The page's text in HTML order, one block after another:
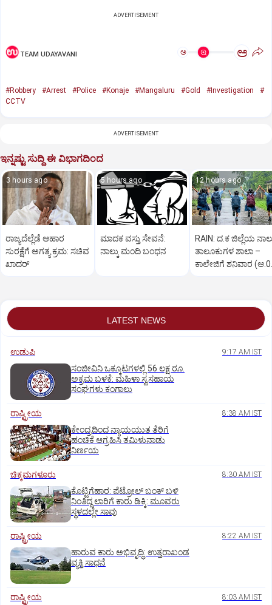
ADVERTISEMENT
TEAM UDAYAVANI ಅ ಅ
#Robbery #Arrest #Police #Konaje #Mangaluru #Gold #Investigation
#
CCTV
ADVERTISEMENT
ಇನ್ನಷ್ಟು ಸುದ್ದಿ ಈ ವಿಭಾಗದಿಂದ
3 hours ago
ರಾಜ್ಯದೆಲ್ಲೆಡೆ ಆಹಾರ
ಸುರಕ್ಷೆಗೆ ಅಗತ್ಯ ಕ್ರಮ: ಸಚಿವ
ಖಾದರ್
5 hours ago
ಮಾದಕ ವಸ್ತು ಸೇವನೆ:
ನಾಲ್ಕು ಮಂದಿ ಬಂಧನ
12 hours ago
RAIN: ದ.ಕ ಜಿಲ್ಲೆಯ
ತಾಲೂಕುಗಳ ಶಾಲಾ –
ಕಾಲೇಜಿಗೆ ಶನಿವಾರ
LATEST NEWS
ಉಡುಪಿ 9:17 AM IST
ಸಂಜೀವಿನಿ ಒಕ್ಕೂಟಗಳಲ್ಲಿ 56 ಲಕ್ಷ ರೂ.
ಅಕ್ರಮ ಬಳಕೆ: ಮಹಿಳಾ ಸ್ವಸಹಾಯ
ಸಂಘಗಳು ಕಂಗಾಲು
ರಾಷ್ಟ್ರೀಯ 8:38 AM IST
ಕೇಂದ್ರದಿಂದ ನ್ಯಾಯಯುತ ತೆರಿಗೆ
ಹಂಚಿಕೆ ಆಗ್ರಹಿಸಿ ತಮಿಳುನಾಡು
ನಿರ್ಣಯ
ಚಿಕ್ಕಮಗಳೂರು 8:30 AM IST
ಕೊಟ್ಟಿಗೆಹಾರ: ಪೆಟ್ರೋಲ್ ಬಂಕ್ ಬಳಿ
ನಿಂತಿದ್ದ ಲಾರಿಗೆ ಕಾರು ಡಿಕ್ಕಿ: ಮೂವರು
ಸ್ಥಳದಲ್ಲೇ ಸಾವು
ರಾಷ್ಟ್ರೀಯ 8:22 AM IST
ಹಾರುವ ಕಾರು ಅಭಿವೃದ್ಧಿ: ಉತ್ತರಾಖಂಡ
ವ್ಯಕ್ತಿ ಸಾಧನೆ
ರಾಷ್ಟ್ರೀಯ 8:03 AM IST